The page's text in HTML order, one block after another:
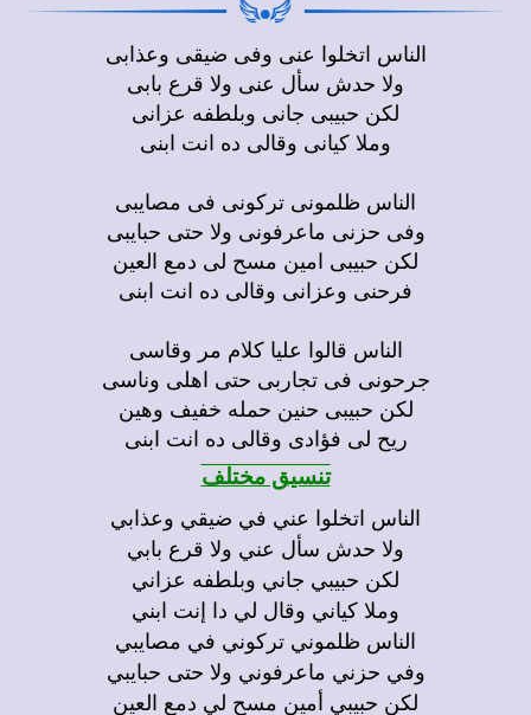
الناس اتخلوا عنى وفى ضيقى وعذابى
ولا حدش سأل عنى ولا قرع بابى
لكن حبيبى جانى وبلطفه عزانى
وملا كيانى وقالى ده انت ابنى
الناس ظلمونى تركونى فى مصايبى
وفى حزنى ماعرفونى ولا حتى حبايبى
لكن حبيبى امين مسح لى دمع العين
فرحنى وعزانى وقالى ده انت ابنى
الناس قالوا عليا كلام مر وقاسى
جرحونى فى تجاربى حتى اهلى وناسى
لكن حبيبى حنين حمله خفيف وهين
ريح لى فؤادى وقالى ده انت ابنى
تنسيق مختلف
الناس اتخلوا عني في ضيقي وعذابي
ولا حدش سأل عني ولا قرع بابي
لكن حبيبي جاني وبلطفه عزاني
وملا كياني وقال لي دا إنت ابني
الناس ظلموني تركوني في مصايبي
وفي حزني ماعرفوني ولا حتى حبايبي
لكن حبيبي أمين مسح لي دمع العين